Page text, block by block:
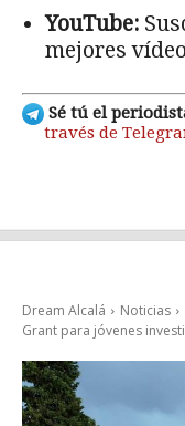
YouTube:
mejores
Sé tú el
través de